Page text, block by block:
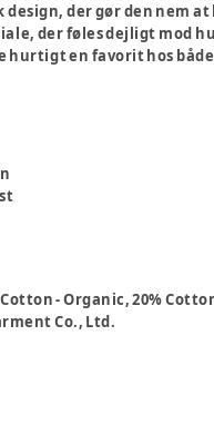
der gør den nem
der føles dejligt mod
hurtigt en favorit hos
Cotton - Organic, 20%
Co., Ltd.